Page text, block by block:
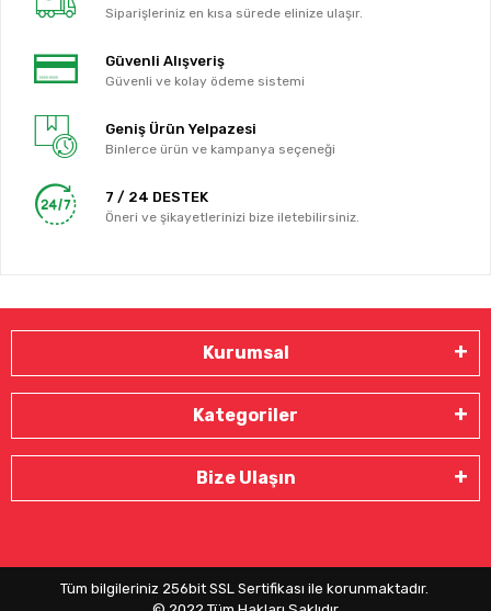
Siparişleriniz en kısa sürede elinize ulaşır.
Güvenli Alışveriş
Güvenli ve kolay ödeme sistemi
Geniş Ürün Yelpazesi
Binlerce ürün ve kampanya seçeneği
7 / 24 DESTEK
Öneri ve şikayetlerinizi bize iletebilirsiniz.
Kurumsal
Kategoriler
Bize Ulaşın
Tüm bilgileriniz 256bit SSL Sertifikası ile korunmaktadır.